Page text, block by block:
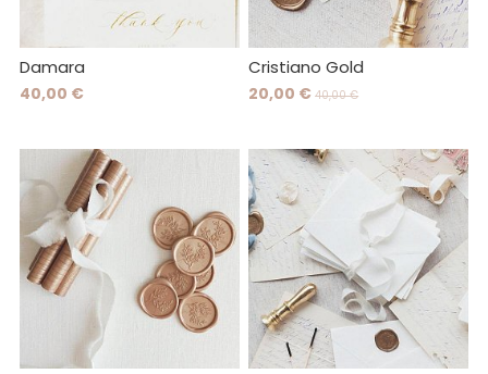
Damara
40,00 €
Cristiano Gold
20,00 €40,00 €